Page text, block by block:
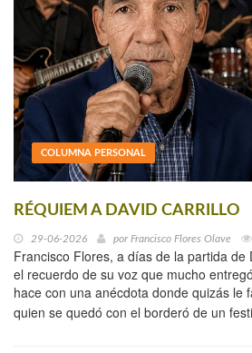
COLUMNA PERSONAL
RÉQUIEM A DAVID CARRILLO
29-06-2026 por Francisco Flores Olave
Francisco Flores, a días de la partida de
el recuerdo de su voz que mucho
hace con una anécdota donde quizás le
quien se quedó con el borderó de un